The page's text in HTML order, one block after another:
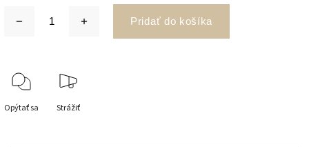
Pridať do košíka
Opýtať sa Strážiť